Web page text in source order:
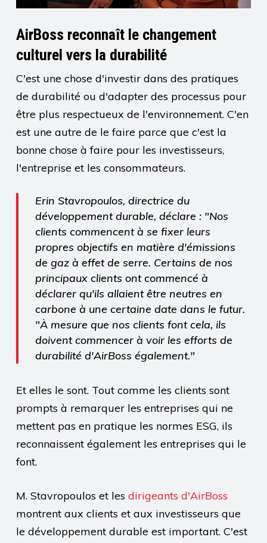
AirBoss reconnaît le changement
culturel vers la durabilité
C'est une chose d'investir dans des pratiques
de durabilité ou d'adapter des processus pour
être plus respectueux de l'environnement. C'en
est une autre de le faire parce que c'est la
bonne chose à faire pour les investisseurs,
l'entreprise et les consommateurs.
Erin Stavropoulos, directrice du
développement durable, déclare : "Nos
clients commencent à se fixer leurs
propres objectifs en matière d'émissions
de gaz à effet de serre. Certains de nos
principaux clients ont commencé à
déclarer qu'ils allaient être neutres en
carbone à une certaine date dans le futur.
"À mesure que nos clients font cela, ils
doivent commencer à voir les efforts de
durabilité d'AirBoss également."
Et elles le sont. Tout comme les clients sont
prompts à remarquer les entreprises qui ne
mettent pas en pratique les normes ESG, ils
reconnaissent également les entreprises qui le
font.
M. Stavropoulos et les dirigeants d'AirBoss
montrent aux clients et aux investisseurs que
le développement durable est important. C'est